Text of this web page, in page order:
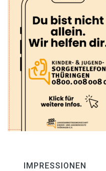
IMPRESSIONEN